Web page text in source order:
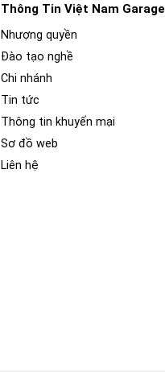
Thông Tin Việt Nam Garage
Nhượng quyền
Đào tạo nghề
Chi nhánh
Tin tức
Thông tin khuyến mại
Sơ đồ web
Liên hệ